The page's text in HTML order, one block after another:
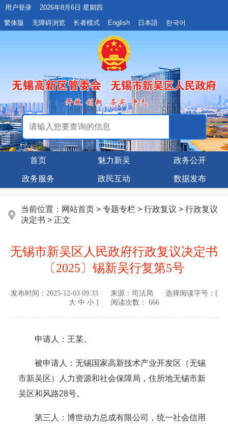
用户登录
2026年8月6日 星期四
繁体版
无障碍浏览 长者模式 English 日本語 한국어
首页 魅力新吴 政务公开
政务服务 政民互动 数据发布
当前位置： 网站首页 > 专题专栏 > 行政复议 > 行政复议
决定书 > 正文
无锡市新吴区人民政府行政复议决定书
〔2025〕锡新吴行复第5号
发布时间： 2025-12-03 09:33 来源： 司法局
选择阅读字号：[
大 中 小 ] 阅读次数： 666
申请人：王某。
被申请人：无锡国家高新技术产业开发区（无锡
市新吴区）人力资源和社会保障局，住所地无锡市新
吴区和风路28号。
第三人：博世动力总成有限公司，统一社会信用